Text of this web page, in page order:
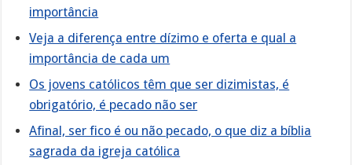
importância
Veja a diferença entre dízimo e oferta e qual a
importância de cada um
Os jovens católicos têm que ser dizimistas, é
obrigatório, é pecado não ser
Afinal, ser fico é ou não pecado, o que diz a bíblia
sagrada da igreja católica